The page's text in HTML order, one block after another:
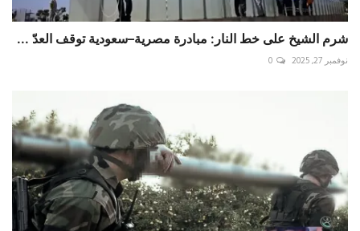
شرم الشيخ على خط النار: مبادرة مصرية–سعودية توقف العدّ ...
نوفمبر 27, 2025 0